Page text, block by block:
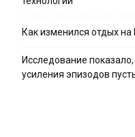
Как изменился отдых
Исследование
усиления эпизодов